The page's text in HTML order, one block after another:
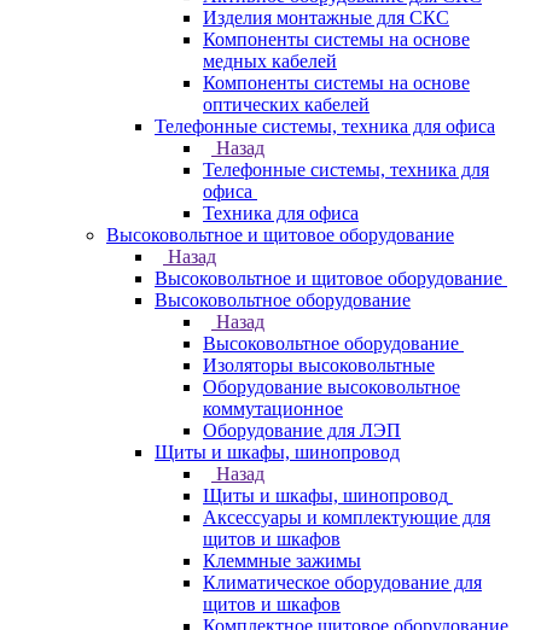
Изделия монтажные для СКС
Компоненты системы на основе
медных кабелей
Компоненты системы на основе
оптических кабелей
Телефонные системы, техника для офиса
Назад
Телефонные системы, техника для
офиса
Техника для офиса
Высоковольтное и щитовое оборудование
Назад
Высоковольтное и щитовое оборудование
Высоковольтное оборудование
Назад
Высоковольтное оборудование
Изоляторы высоковольтные
Оборудование высоковольтное
коммутационное
Оборудование для ЛЭП
Щиты и шкафы, шинопровод
Назад
Щиты и шкафы, шинопровод
Аксессуары и комплектующие для
щитов и шкафов
Клеммные зажимы
Климатическое оборудование для
щитов и шкафов
Комплектное щитовое оборудование